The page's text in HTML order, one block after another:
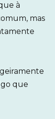
à
mas
que